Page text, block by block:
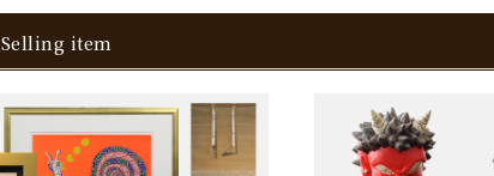
Selling item